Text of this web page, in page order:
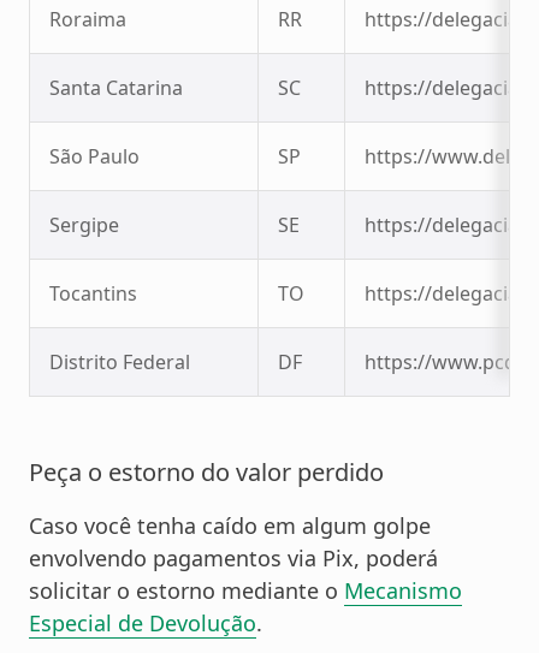
Roraima RR https://
Santa Catarina SC https://
São Paulo SP https://
Sergipe SE https://
Tocantins TO https://
Distrito Federal DF https://
Peça o estorno do valor perdido
Caso você tenha caído em algum golpe
envolvendo pagamentos via Pix, poderá
solicitar o estorno mediante o Mecanismo
Especial de Devolução.